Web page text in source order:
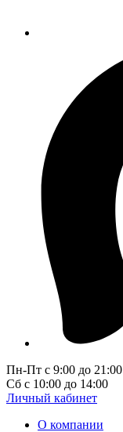
Пн-Пт с 9:00 до 21:00
Сб с 10:00 до 14:00
Личный кабинет
О компании